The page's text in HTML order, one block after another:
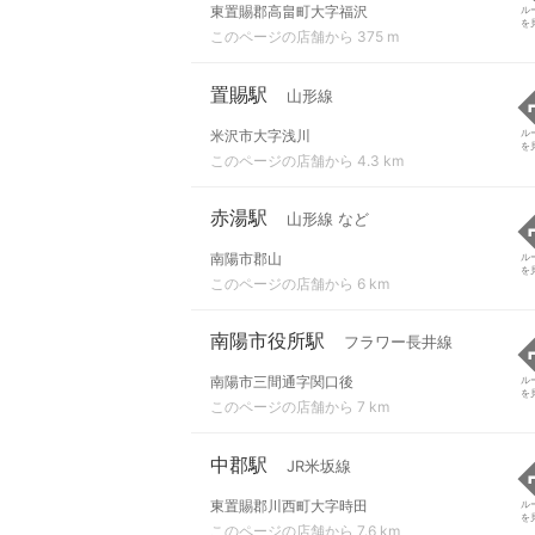
東置賜郡高畠町大字福沢
このページの店舗から 375 m
ル
を
置賜駅 山形線
米沢市大字浅川
このページの店舗から 4.3 km
ル
を
赤湯駅 山形線 など
南陽市郡山
このページの店舗から 6 km
ル
を
南陽市役所駅 フラワー長井線
南陽市三間通字関口後
このページの店舗から 7 km
ル
を
中郡駅 JR米坂線
東置賜郡川西町大字時田
このページの店舗から 7.6 km
ル
を